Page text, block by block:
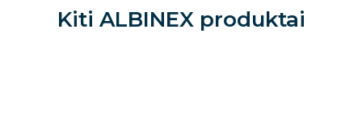
Kiti ALBINEXproduktai